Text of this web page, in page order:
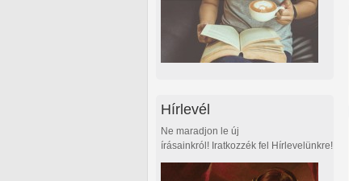
Hírlevél
Ne maradjon le új
írásainkról! Iratkozzék fel Hírlevelünkre!